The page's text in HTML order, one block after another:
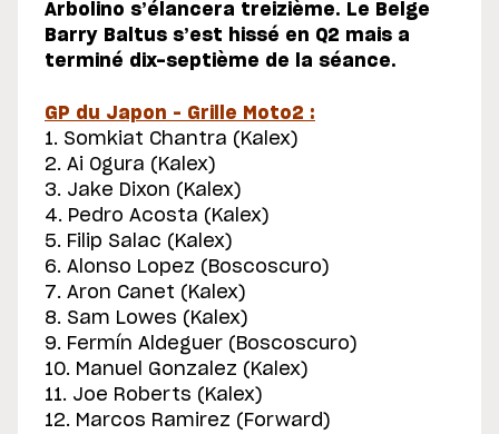
Arbolino s’élancera treizième. Le Belge
Barry Baltus s’est hissé en Q2 mais a
terminé dix-septième de la séance.
GP du Japon – Grille Moto2 :
1. Somkiat Chantra (Kalex)
2. Ai Ogura (Kalex)
3. Jake Dixon (Kalex)
4. Pedro Acosta (Kalex)
5. Filip Salac (Kalex)
6. Alonso Lopez (Boscoscuro)
7. Aron Canet (Kalex)
8. Sam Lowes (Kalex)
9. Fermín Aldeguer (Boscoscuro)
10. Manuel Gonzalez (Kalex)
11. Joe Roberts (Kalex)
12. Marcos Ramirez (Forward)